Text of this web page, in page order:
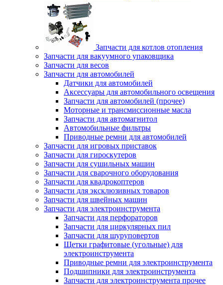
Запчасти для котлов отопления
Запчасти для вакуумного упаковщика
Запчасти для весов
Запчасти для автомобилей
Датчики для автомобилей
Аксессуары для автомобильного освещения
Запчасти для автомобилей (прочее)
Моторные и трансмиссионные масла
Запчасти для автомагнитол
Автомобильные фильтры
Приводные ремни для автомобилей
Запчасти для игровых приставок
Запчасти для гироскутеров
Запчасти для сушильных машин
Запчасти для сварочного оборудования
Запчасти для квадрокоптеров
Запчасти для эксклюзивных товаров
Запчасти для швейных машин
Запчасти для электроинструмента
Запчасти для перфораторов
Запчасти для циркулярных пил
Запчасти для шуруповертов
Щетки графитовые (угольные) для
электроинструмента
Приводные ремни для электроинструмента
Подшипники для электроинструмента
Запчасти для электроинструмента прочее